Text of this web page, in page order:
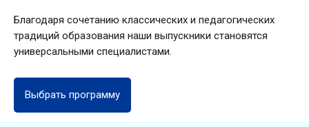
Благодаря сочетанию классических и педагогических
традиций образования наши выпускники становятся
универсальными специалистами.
Выбрать программу